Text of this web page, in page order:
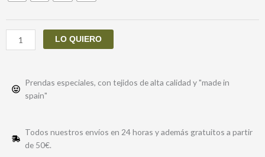
LO QUIERO
Prendas especiales, con tejidos de alta calidad y "made in
spain"
Todos nuestros envíos en 24 horas y además gratuitos a partir
de 50€.